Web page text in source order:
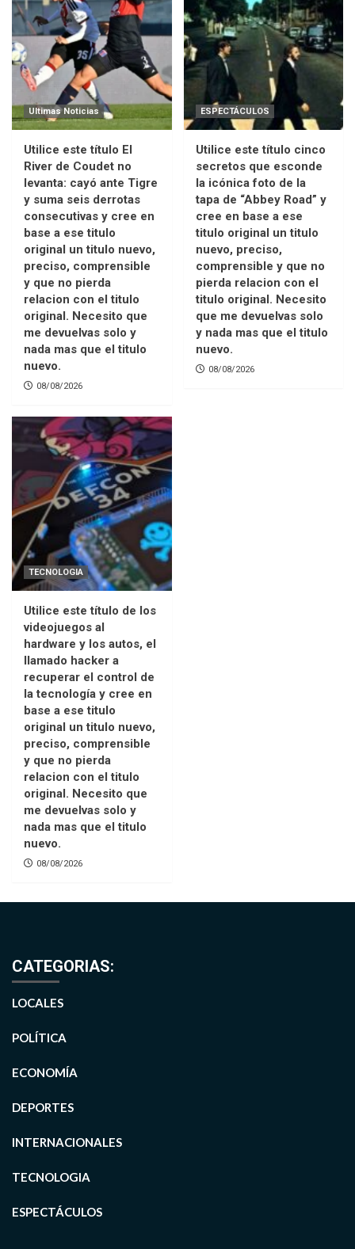
Ultimas Noticias
Utilice este título El
River de Coudet no
levanta: cayó ante Tigre
y suma seis derrotas
consecutivas y cree en
base a ese titulo
original un titulo nuevo,
preciso, comprensible
y que no pierda
relacion con el titulo
original. Necesito que
me devuelvas solo y
nada mas que el titulo
nuevo.
08/08/2026
ESPECTÁCULOS
Utilice este título cinco
secretos que esconde
la icónica foto de la
tapa de “Abbey Road” y
cree en base a ese
titulo original un titulo
nuevo, preciso,
comprensible y que no
pierda relacion con el
titulo original. Necesito
que me devuelvas solo
y nada mas que el titulo
nuevo.
08/08/2026
TECNOLOGIA
Utilice este título de los
videojuegos al
hardware y los autos, el
llamado hacker a
recuperar el control de
la tecnología y cree en
base a ese titulo
original un titulo nuevo,
preciso, comprensible
y que no pierda
relacion con el titulo
original. Necesito que
me devuelvas solo y
nada mas que el titulo
nuevo.
08/08/2026
CATEGORIAS:
LOCALES
POLÍTICA
ECONOMÍA
DEPORTES
INTERNACIONALES
TECNOLOGIA
ESPECTÁCULOS